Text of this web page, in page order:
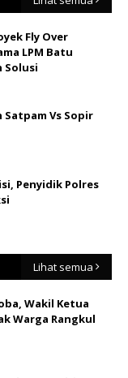
Fly Over
LPM Batu
Solusi
Vs Sopir
Penyidik Polres
Lihat semua
Wakil Ketua
Warga Rangkul